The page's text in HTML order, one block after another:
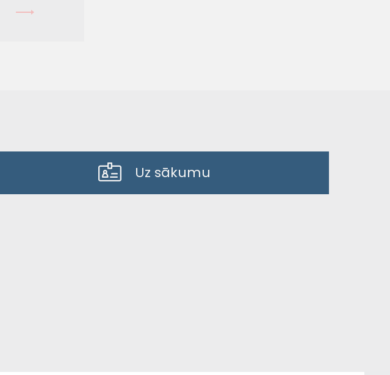
Uz sākumu